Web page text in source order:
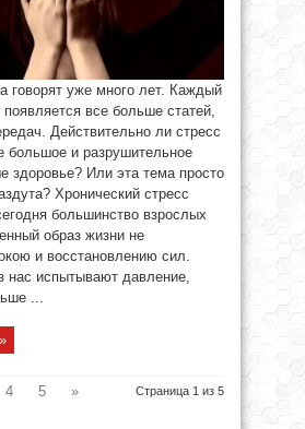
говорят уже много лет. Каждый
появляется все больше статей,
Действительно ли стресс
большое и разрушительное
здоровье? Или эта тема просто
Хронический стресс
большинство взрослых
образ жизни не
и восстановлению сил.
нас испытывают давление,
...
Страница 1 из 5
4 5 »